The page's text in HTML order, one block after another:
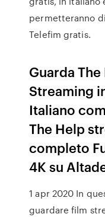
permetteranno
Telefim gratis.
Guarda
Streaming
Italiano
The Help
completo
4K su
1 apr 2020 In
guardare film